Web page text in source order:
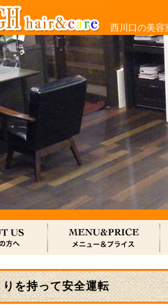
西川口の美容
を持って安全運転